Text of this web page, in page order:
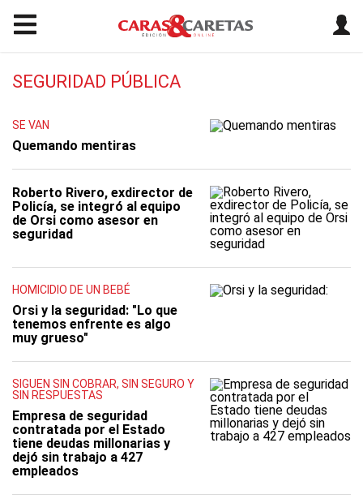
SEGURIDAD PÚBLICA
SE VAN
Quemando mentiras
Roberto Rivero, exdirector de
Policía, se integró al equipo
de Orsi como asesor en
seguridad
HOMICIDIO DE UN BEBÉ
Orsi y la seguridad: "Lo que
tenemos enfrente es algo
muy grueso"
SIGUEN SIN COBRAR, SIN SEGURO Y
SIN RESPUESTAS
Empresa de seguridad
contratada por el Estado
tiene deudas millonarias y
dejó sin trabajo a 427
empleados